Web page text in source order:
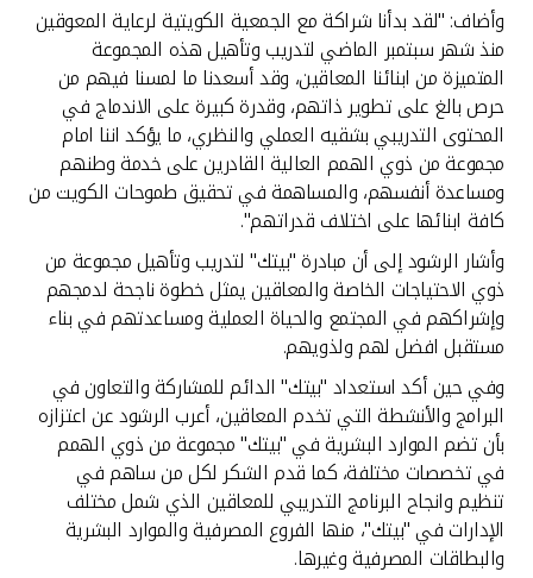
وأضاف: "لقد بدأنا شراكة مع الجمعية الكويتية لرعاية المعوقين
منذ شهر سبتمبر الماضي لتدريب وتأهيل هذه المجموعة
المتميزة من ابنائنا المعاقين، وقد أسعدنا ما لمسنا فيهم من
حرص بالغ على تطوير ذاتهم، وقدرة كبيرة على الاندماج في
المحتوى التدريبي بشقيه العملي والنظري، ما يؤكد اننا امام
مجموعة من ذوي الهمم العالية القادرين على خدمة وطنهم
ومساعدة أنفسهم، والمساهمة في تحقيق طموحات الكويت من
كافة ابنائها على اختلاف قدراتهم".
وأشار الرشود إلى أن مبادرة "بيتك" لتدريب وتأهيل مجموعة من
ذوي الاحتياجات الخاصة والمعاقين يمثل خطوة ناجحة لدمجهم
وإشراكهم في المجتمع والحياة العملية ومساعدتهم في بناء
مستقبل افضل لهم ولذويهم.
وفي حين أكد استعداد "بيتك" الدائم للمشاركة والتعاون في
البرامج والأنشطة التي تخدم المعاقين، أعرب الرشود عن اعتزازه
بأن تضم الموارد البشرية في "بيتك" مجموعة من ذوي الهمم
في تخصصات مختلفة، كما قدم الشكر لكل من ساهم في
تنظيم وانجاح البرنامج التدريبي للمعاقين الذي شمل مختلف
الإدارات في "بيتك"، منها الفروع المصرفية والموارد البشرية
والبطاقات المصرفية وغيرها.